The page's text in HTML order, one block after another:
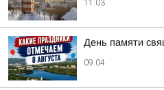
11:03
День памяти
09:04